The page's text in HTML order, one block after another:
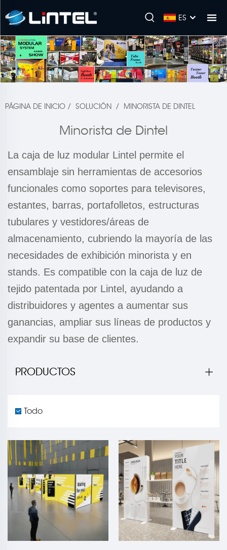
ES
PÁGINA DE INICIO / SOLUCIÓN / MINORISTA DE DINTEL
Minorista de Dintel
La caja de luz modular Lintel permite el
ensamblaje sin herramientas de accesorios
funcionales como soportes para televisores,
estantes, barras, portafolletos, estructuras
tubulares y vestidores/áreas de
almacenamiento, cubriendo la mayoría de las
necesidades de exhibición minorista y en
stands. Es compatible con la caja de luz de
tejido patentada por Lintel, ayudando a
distribuidores y agentes a aumentar sus
ganancias, ampliar sus líneas de productos y
expandir su base de clientes.
PRODUCTOS
Todo